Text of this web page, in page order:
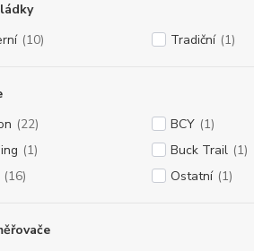
(10) Tradiční (1)
(22) BCY (1)
(1) Buck Trail (1)
(16) Ostatní (1)